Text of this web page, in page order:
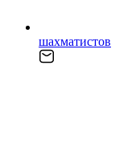
шахматистов